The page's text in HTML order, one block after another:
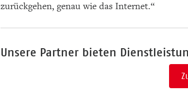
zurückgehen, genau wie das Internet.“
Unsere Partner bieten